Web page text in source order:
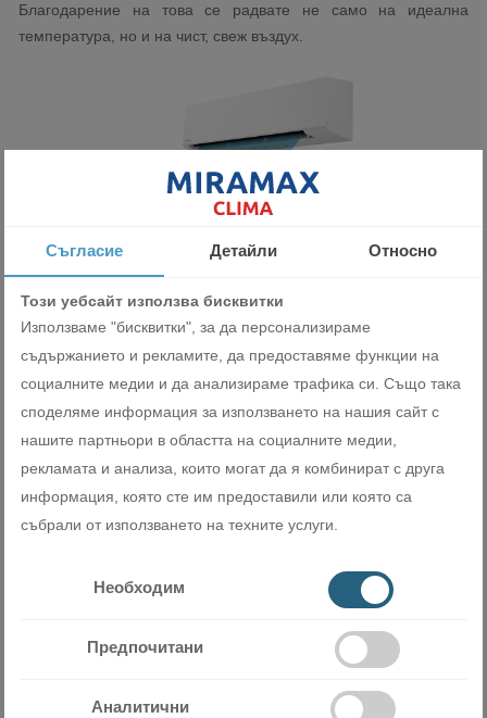
Благодарение на това се радвате не само на идеална
температура, но и на чист, свеж въздух.
Грижа за околната среда
Инверторният климатик Toshiba New Edge R32 използва най-
иновативната технология с фреон R32 и покрива
изискванията на F-GAS за намаляване на глобалното
затопляне. Всеки климатик от серията се грижа не само за
Мобилно приложение на Toshiba
Благодарение на специално разработеното за целта
възможността да се превърнете в дизайнери на собствения
си дом. Само с няколко клика на телефона ще можете да
генерирате визуализация на стаята, в която искате да
Съгласие Детайли Относно
Този уебсайт използва бисквитки
Използваме "бисквитки", за да персонализираме
съдържанието и рекламите, да предоставяме функции на
социалните медии и да анализираме трафика си. Също така
споделяме информация за използването на нашия сайт с
нашите партньори в областта на социалните медии,
рекламата и анализа, които могат да я комбинират с друга
информация, която сте им предоставили или която са
събрали от използването на техните услуги.
Необходим
Предпочитани
Аналитични